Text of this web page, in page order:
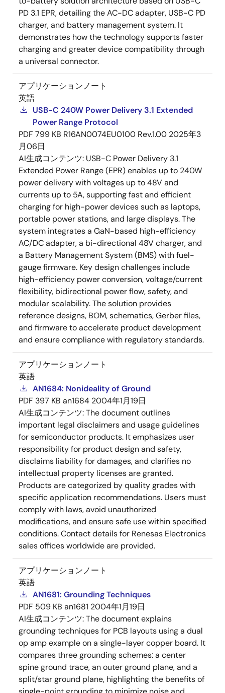
PD 3.1 EPR, detailing the AC-DC adapter, USB-C PD
charger, and battery management system. It
demonstrates how the technology supports faster
charging and greater device compatibility through
a universal connector.
アプリケーションノート
英語
USB-C 240W Power Delivery 3.1 Extended
Power Range Protocol
PDF 799 KB R16AN0074EU0100 Rev.1.00 2025年3
月06日
AI生成コンテンツ: USB-C Power Delivery 3.1
Extended Power Range (EPR) enables up to 240W
power delivery with voltages up to 48V and
currents up to 5A, supporting fast and efficient
charging for high-power devices such as laptops,
portable power stations, and large displays. The
system integrates a GaN-based high-efficiency
AC/DC adapter, a bi-directional 48V charger, and
a Battery Management System (BMS) with fuel-
gauge firmware. Key design challenges include
high-efficiency power conversion, voltage/current
flexibility, bidirectional power flow, safety, and
modular scalability. The solution provides
reference designs, BOM, schematics, Gerber files,
and firmware to accelerate product development
and ensure compliance with regulatory standards.
アプリケーションノート
英語
AN1684: Nonideality of Ground
PDF 397 KB an1684 2004年1月19日
AI生成コンテンツ:The document outlines
important legal disclaimers and usage guidelines
for semiconductor products. It emphasizes user
responsibility for product design and safety,
disclaims liability for damages, and clarifies no
intellectual property licenses are granted.
Products are categorized by quality grades with
specific application recommendations. Users must
comply with laws, avoid unauthorized
modifications, and ensure safe use within specified
conditions. Contact details for Renesas Electronics
sales offices worldwide are provided.
アプリケーションノート
英語
AN1681: Grounding Techniques
PDF 509 KB an1681 2004年1月19日
AI生成コンテンツ:The document explains
grounding techniques for PCB layouts using a dual
op amp example on a single-layer copper board. It
compares three grounding schemes: a center
spine ground trace, an outer ground plane, and a
split/star ground plane, highlighting the benefits of